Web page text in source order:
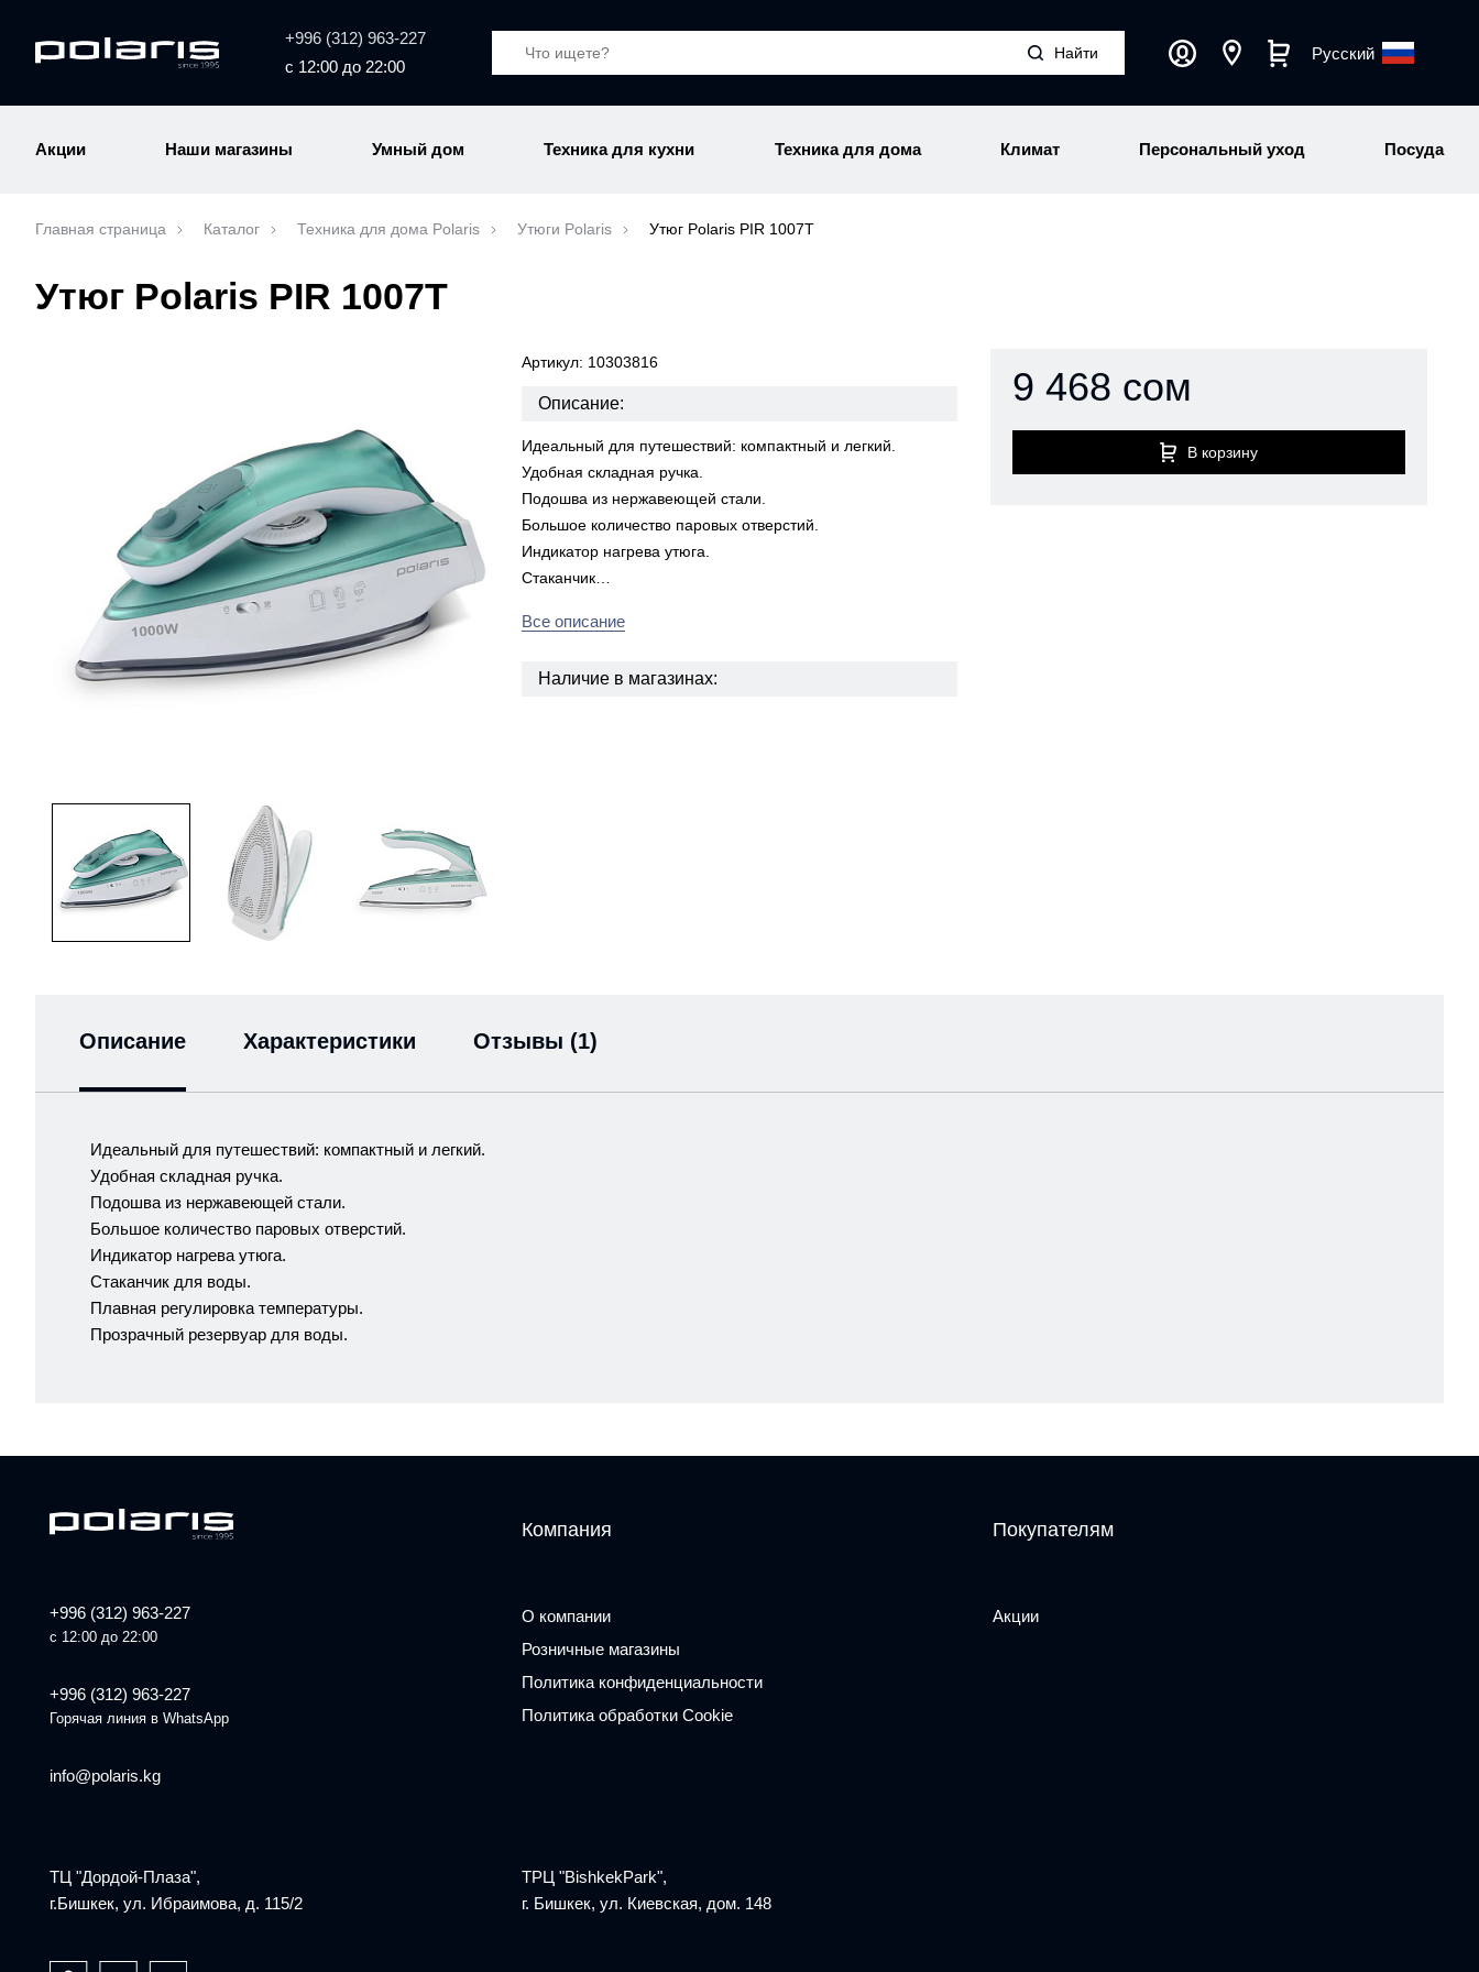
+996 (312) 963-227
с 12:00 до 22:00
Русский
Акции Наши магазины Умный дом Техника для кухни Техника для дома Климат Персональный уход Посуда
Главная страница Каталог Техника для дома Polaris Утюги Polaris Утюг Polaris PIR 1007T
Утюг Polaris PIR 1007T
Артикул: 10303816
Описание:
Идеальный для путешествий: компактный и легкий.
Удобная складная ручка.
Подошва из нержавеющей стали.
Большое количество паровых отверстий.
Индикатор нагрева утюга.
Стаканчик…
Все описание
Наличие в магазинах:
9 468 сом
В корзину
Описание Характеристики Отзывы (1)
Идеальный для путешествий: компактный и легкий.
Удобная складная ручка.
Подошва из нержавеющей стали.
Большое количество паровых отверстий.
Индикатор нагрева утюга.
Стаканчик для воды.
Плавная регулировка температуры.
Прозрачный резервуар для воды.
+996 (312) 963-227
с 12:00 до 22:00
+996 (312) 963-227
Горячая линия в WhatsApp
info@polaris.kg
Компания
О компании
Розничные магазины
Политика конфиденциальности
Политика обработки Cookie
Покупателям
Акции
ТЦ "Дордой-Плаза",
г.Бишкек, ул. Ибраимова, д. 115/2
ТРЦ "BishkekPark",
г. Бишкек, ул. Киевская, дом. 148